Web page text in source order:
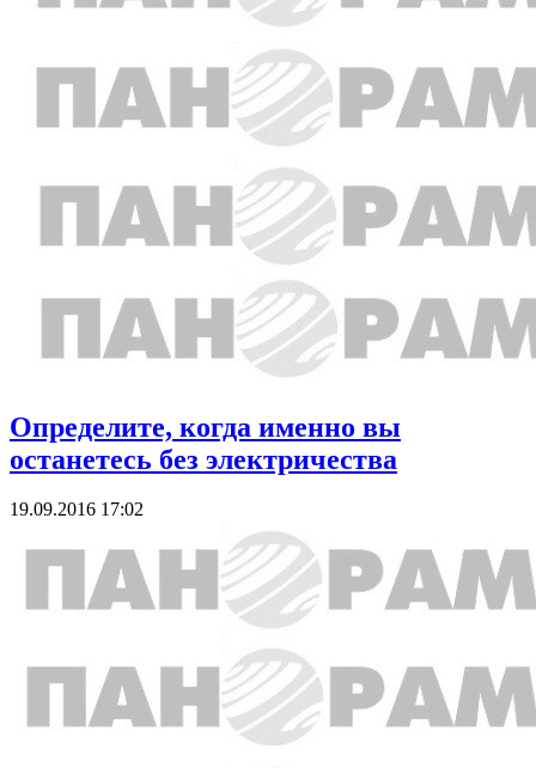
Определите, когда именно вы
останетесь без электричества
19.09.2016 17:02